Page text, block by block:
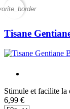
Tisane
Stimule et facilite la
6,99 €